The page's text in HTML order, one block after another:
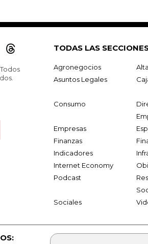
TODAS LAS
Agronegocios
Asuntos Legales
Consumo
Empresas
Finanzas
Indicadores
Internet Economy
Podcast
Sociales